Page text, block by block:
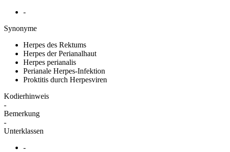
-
Synonyme
Herpes des Rektums
Herpes der Perianalhaut
Herpes perianalis
Perianale Herpes-Infektion
Proktitis durch Herpesviren
Kodierhinweis
-
Bemerkung
-
Unterklassen
-